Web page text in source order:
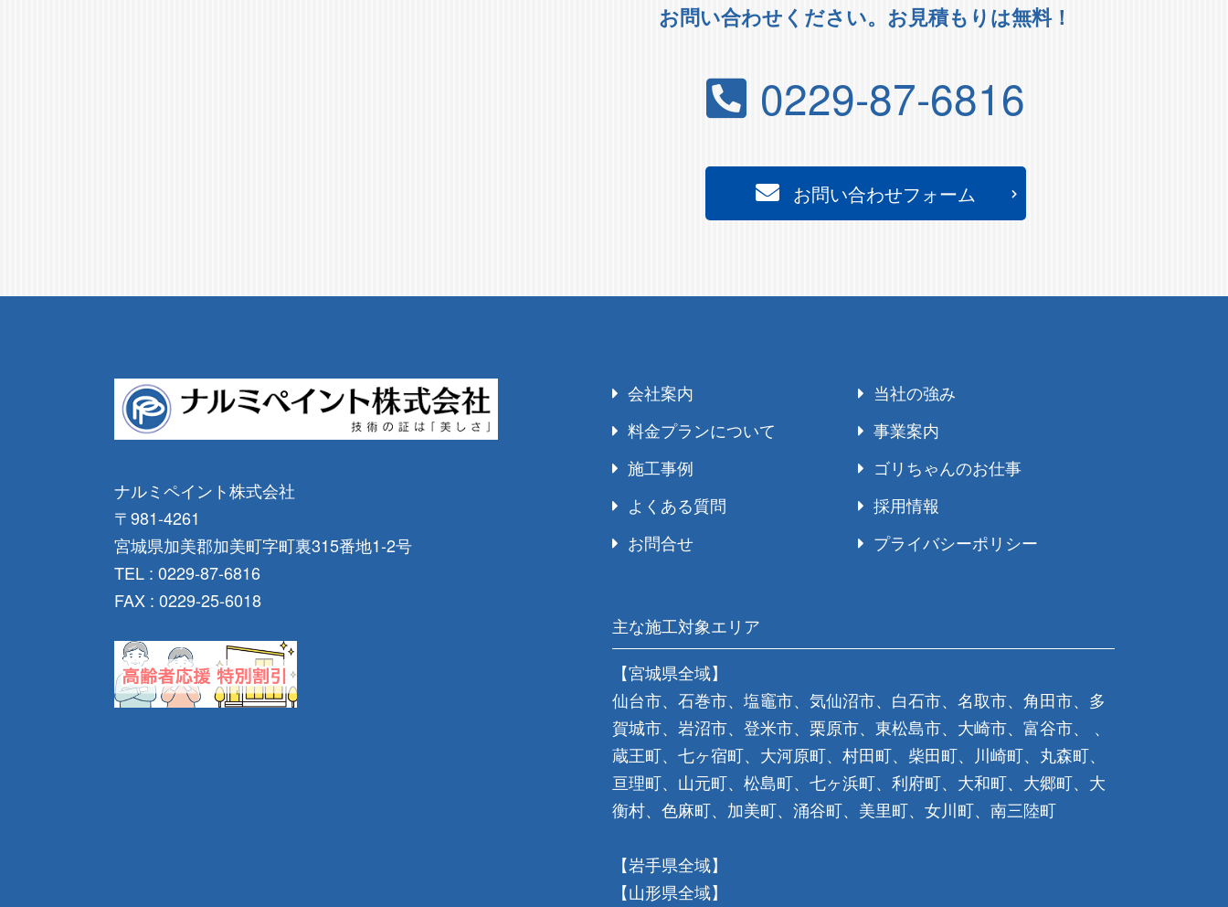
お問い合わせください。お見積もりは無料！
0229-87-6816
お問い合わせフォーム
ナルミペイント株式会社
〒981-4261
宮城県加美郡加美町字町裏315番地1-2号
TEL : 0229-87-6816
FAX : 0229-25-6018
会社案内
当社の強み
料金プランについて
事業案内
施工事例
ゴリちゃんのお仕事
よくある質問
採用情報
お問合せ
プライバシーポリシー
主な施工対象エリア
【宮城県全域】
仙台市、石巻市、塩竈市、気仙沼市、白石市、名取市、角田市、多
賀城市、岩沼市、登米市、栗原市、東松島市、大崎市、富谷市、 、
蔵王町、七ヶ宿町、大河原町、村田町、柴田町、川崎町、丸森町、
亘理町、山元町、松島町、七ヶ浜町、利府町、大和町、大郷町、大
衡村、色麻町、加美町、涌谷町、美里町、女川町、南三陸町
【岩手県全域】
【山形県全域】